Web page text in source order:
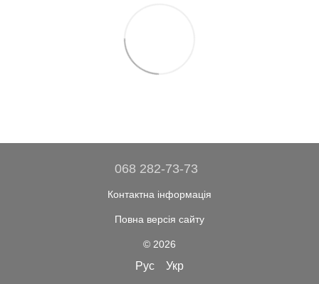
068 282-73-73
Контактна інформація
Повна версія сайту
© 2026
Рус Укр